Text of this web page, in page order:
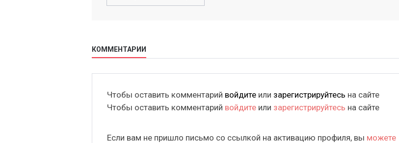
КОММЕНТАРИИ
Чтобы оставить комментарий войдите или зарегистрируйтесь на сайте
Чтобы оставить комментарий войдите или зарегистрируйтесь на сайте
Если вам не пришло письмо со ссылкой на активацию профиля, вы можете